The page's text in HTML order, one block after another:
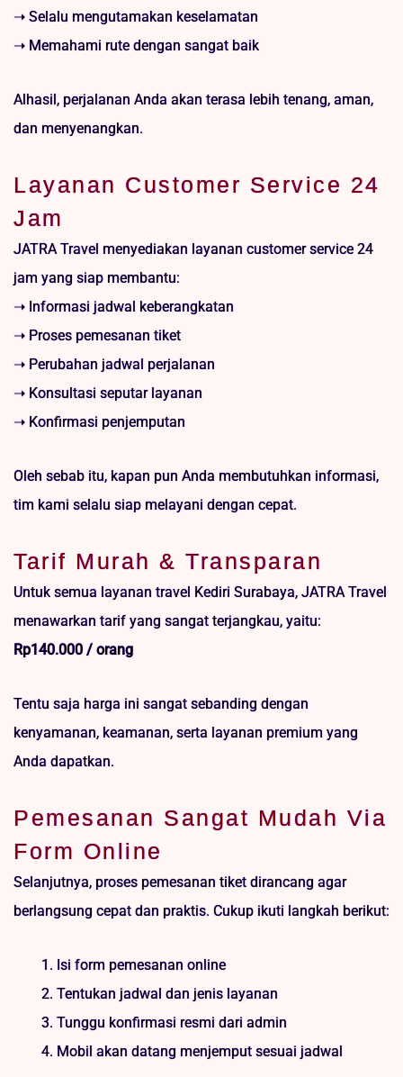
➝ Selalu mengutamakan keselamatan
➝ Memahami rute dengan sangat baik
Alhasil, perjalanan Anda akan terasa lebih tenang, aman,
dan menyenangkan.
Layanan Customer Service 24
Jam
JATRA Travel menyediakan layanan customer service 24
jam yang siap membantu:
➝ Informasi jadwal keberangkatan
➝ Proses pemesanan tiket
➝ Perubahan jadwal perjalanan
➝ Konsultasi seputar layanan
➝ Konfirmasi penjemputan
Oleh sebab itu, kapan pun Anda membutuhkan informasi,
tim kami selalu siap melayani dengan cepat.
Tarif Murah & Transparan
Untuk semua layanan travel Kediri Surabaya, JATRA Travel
menawarkan tarif yang sangat terjangkau, yaitu:
Rp140.000 / orang
Tentu saja harga ini sangat sebanding dengan
kenyamanan, keamanan, serta layanan premium yang
Anda dapatkan.
Pemesanan Sangat Mudah Via
Form Online
Selanjutnya, proses pemesanan tiket dirancang agar
berlangsung cepat dan praktis. Cukup ikuti langkah berikut:
Isi form pemesanan online
Tentukan jadwal dan jenis layanan
Tunggu konfirmasi resmi dari admin
Mobil akan datang menjemput sesuai jadwal